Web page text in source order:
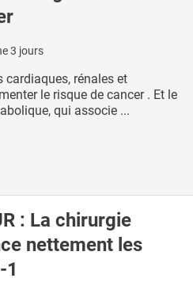
3 jours
cardiaques, rénales et
le risque de cancer . Et le
qui associe ...
: La chirurgie
nettement les
1